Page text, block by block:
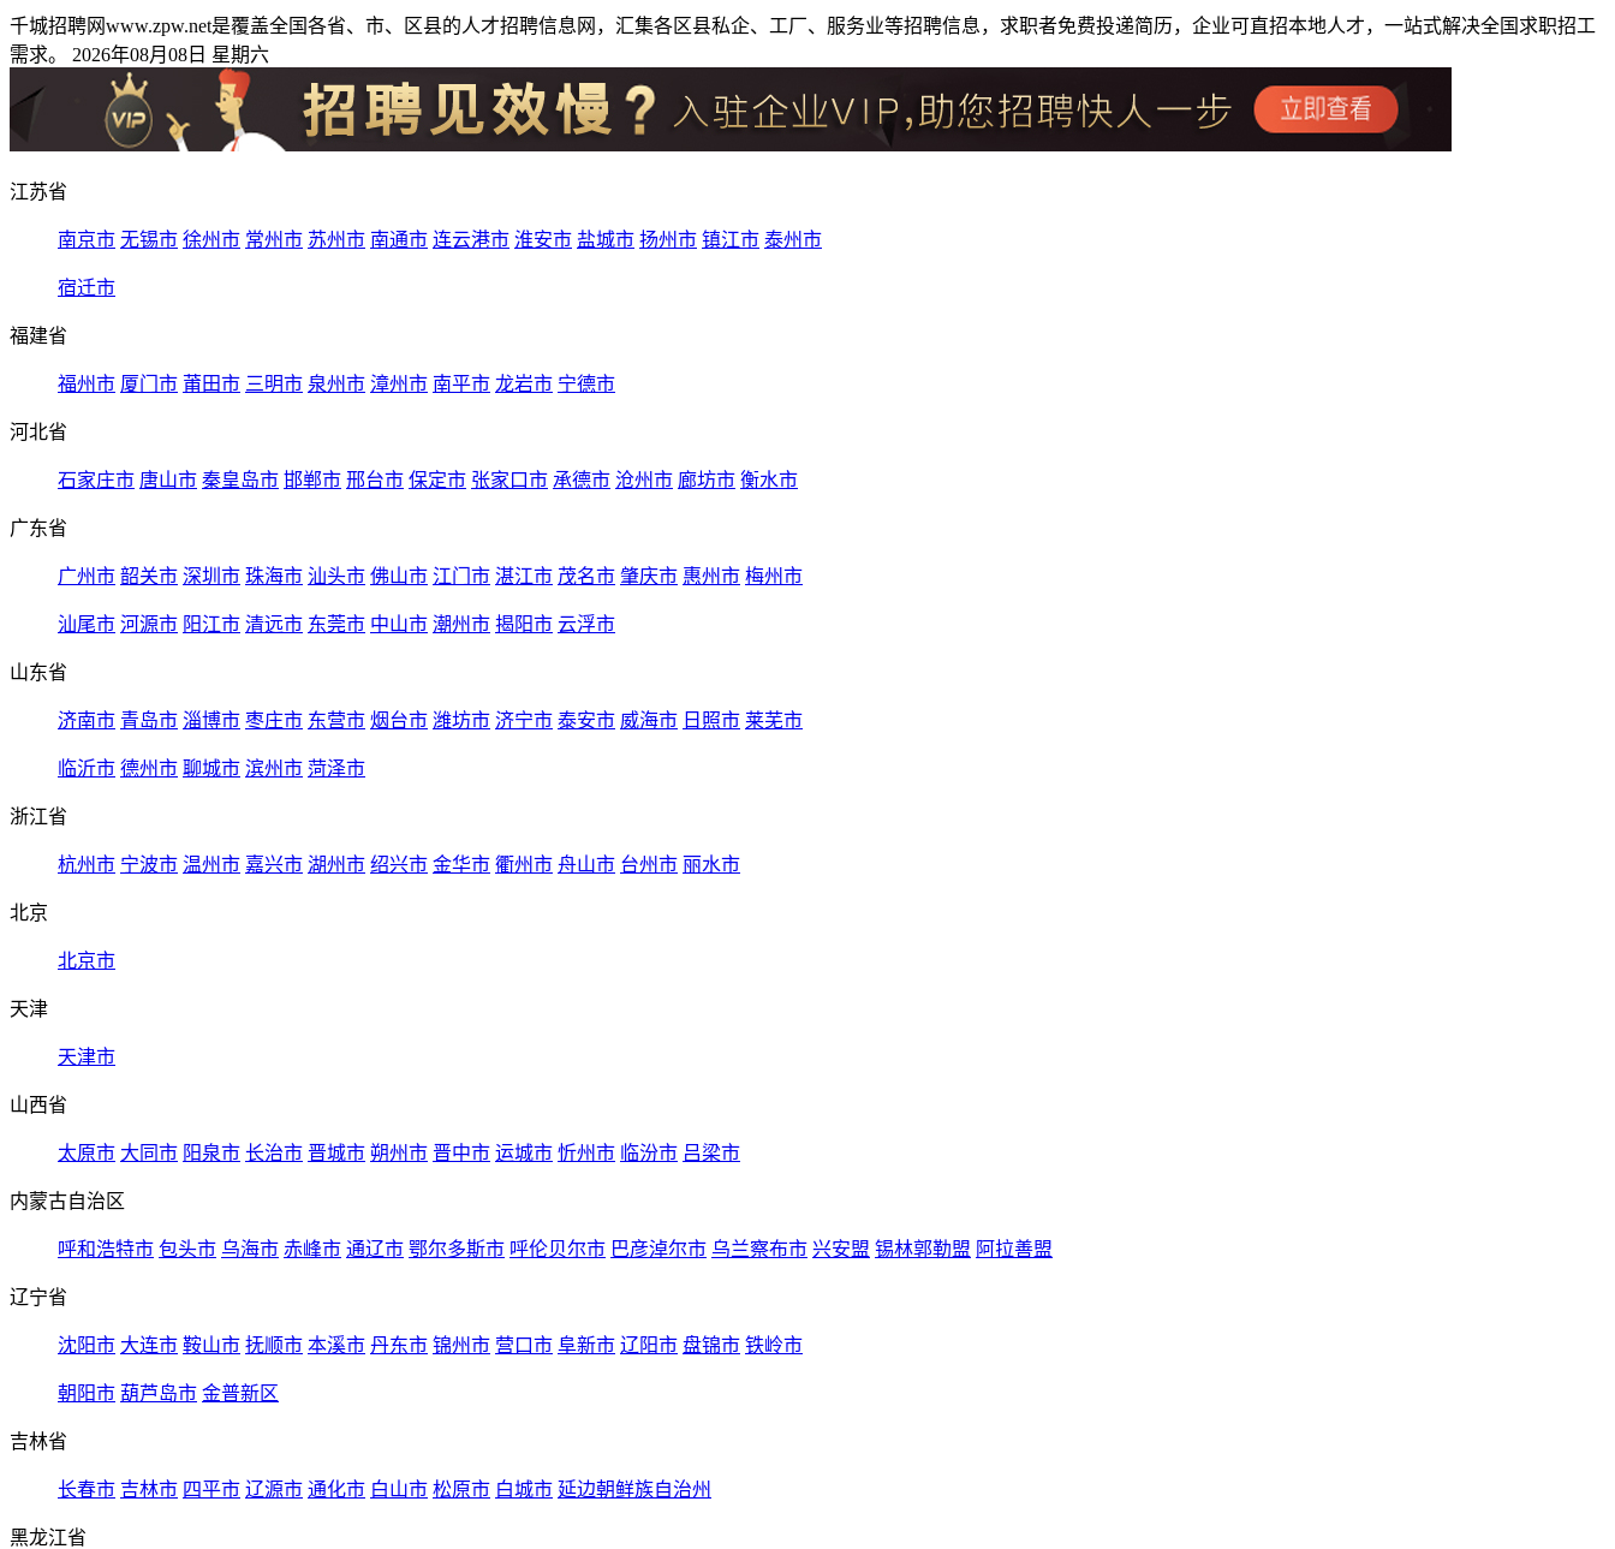
千城招聘网www.zpw.net是覆盖全国各省、市、区县的人才招聘信息网，汇集各区县私企、工厂、服务业等招聘信息，求职者免费投递简历，企业可直招本地人才，一站式解决全国求职招工
需求。 2026年08月08日 星期六
江苏省
南京市 无锡市 徐州市 常州市 苏州市 南通市 连云港市 淮安市 盐城市 扬州市 镇江市 泰州市
宿迁市
福建省
福州市 厦门市 莆田市 三明市 泉州市 漳州市 南平市 龙岩市 宁德市
河北省
石家庄市 唐山市 秦皇岛市 邯郸市 邢台市 保定市 张家口市 承德市 沧州市 廊坊市 衡水市
广东省
广州市 韶关市 深圳市 珠海市 汕头市 佛山市 江门市 湛江市 茂名市 肇庆市 惠州市 梅州市
汕尾市 河源市 阳江市 清远市 东莞市 中山市 潮州市 揭阳市 云浮市
山东省
济南市 青岛市 淄博市 枣庄市 东营市 烟台市 潍坊市 济宁市 泰安市 威海市 日照市 莱芜市
临沂市 德州市 聊城市 滨州市 菏泽市
浙江省
杭州市 宁波市 温州市 嘉兴市 湖州市 绍兴市 金华市 衢州市 舟山市 台州市 丽水市
北京
北京市
天津
天津市
山西省
太原市 大同市 阳泉市 长治市 晋城市 朔州市 晋中市 运城市 忻州市 临汾市 吕梁市
内蒙古自治区
呼和浩特市 包头市 乌海市 赤峰市 通辽市 鄂尔多斯市 呼伦贝尔市 巴彦淖尔市 乌兰察布市 兴安盟 锡林郭勒盟 阿拉善盟
辽宁省
沈阳市 大连市 鞍山市 抚顺市 本溪市 丹东市 锦州市 营口市 阜新市 辽阳市 盘锦市 铁岭市
朝阳市 葫芦岛市 金普新区
吉林省
长春市 吉林市 四平市 辽源市 通化市 白山市 松原市 白城市 延边朝鲜族自治州
黑龙江省